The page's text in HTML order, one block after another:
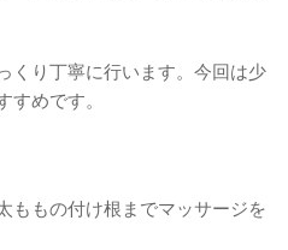
くり丁寧に行います。今回は少
すめです。
ももの付け根までマッサージを